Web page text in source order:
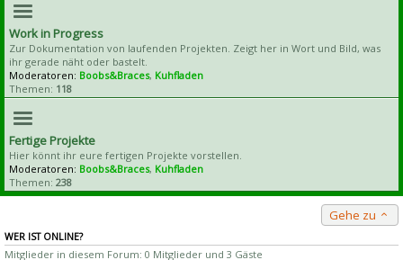
Work in Progress
Zur Dokumentation von laufenden Projekten. Zeigt her in Wort und Bild, was
ihr gerade näht oder bastelt.
Moderatoren: Boobs&Braces, Kuhfladen
Themen: 118
Fertige Projekte
Hier könnt ihr eure fertigen Projekte vorstellen.
Moderatoren: Boobs&Braces, Kuhfladen
Themen: 238
Gehe zu
WER IST ONLINE?
Mitglieder in diesem Forum: 0 Mitglieder und 3 Gäste